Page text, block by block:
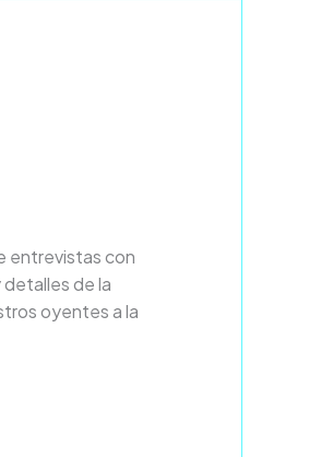
entrevistas con
de la
oyentes a la